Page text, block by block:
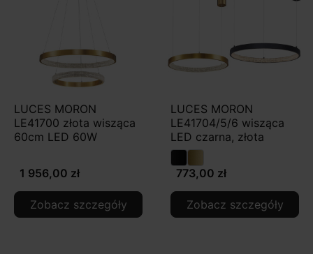
LUCES MORON
LE41700 złota wisząca
60cm LED 60W
1 956,00 zł
Zobacz szczegóły
LUCES MORON
LE41704/5/6 wisząca
LED czarna, złota
773,00 zł
Zobacz szczegóły